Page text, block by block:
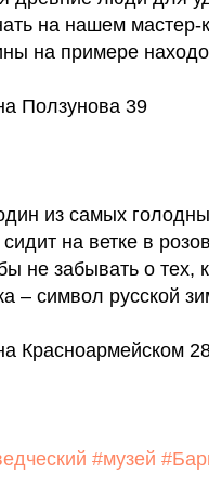
на нашем
на примере
Ползунова 39
из самых
сидит на ветке в
не забывать о тех,
– символ русской
Красноармейском
#музей